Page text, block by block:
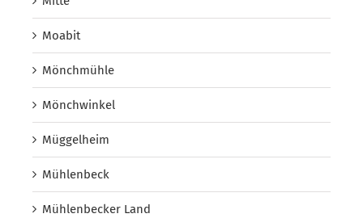
Moabit
Mönchmühle
Mönchwinkel
Müggelheim
Mühlenbeck
Mühlenbecker Land